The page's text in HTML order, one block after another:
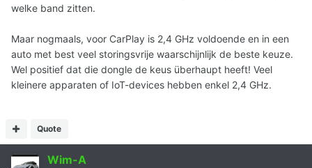
welke band zitten.
Maar nogmaals, voor CarPlay is 2,4 GHz voldoende en in een
auto met best veel storingsvrije waarschijnlijk de beste keuze.
Wel positief dat die dongle de keus überhaupt heeft! Veel
kleinere apparaten of IoT-devices hebben enkel 2,4 GHz.
Quote
Wim-A